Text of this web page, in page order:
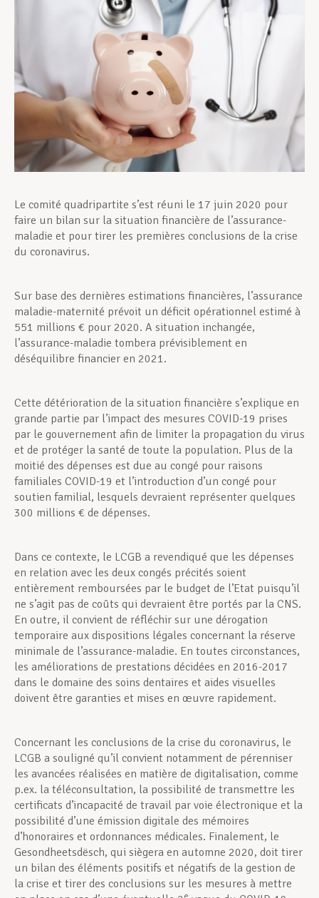
Devenir Membre
Actualités
Le comité quadripartite s’est réuni le 17 juin 2020 pour
faire un bilan sur la situation financière de l’assurance-
maladie et pour tirer les premières conclusions de la crise
du coronavirus.
Sur base des dernières estimations financières, l’assurance
maladie-maternité prévoit un déficit opérationnel estimé à
551 millions € pour 2020. A situation inchangée,
l’assurance-maladie tombera prévisiblement en
déséquilibre financier en 2021.
Cette détérioration de la situation financière s’explique en
grande partie par l’impact des mesures COVID-19 prises
par le gouvernement afin de limiter la propagation du virus
et de protéger la santé de toute la population. Plus de la
moitié des dépenses est due au congé pour raisons
familiales COVID-19 et l’introduction d’un congé pour
soutien familial, lesquels devraient représenter quelques
300 millions € de dépenses.
Dans ce contexte, le LCGB a revendiqué que les dépenses
en relation avec les deux congés précités soient
entièrement remboursées par le budget de l’Etat puisqu’il
ne s’agit pas de coûts qui devraient être portés par la CNS.
En outre, il convient de réfléchir sur une dérogation
temporaire aux dispositions légales concernant la réserve
minimale de l’assurance-maladie. En toutes circonstances,
les améliorations de prestations décidées en 2016-2017
dans le domaine des soins dentaires et aides visuelles
doivent être garanties et mises en œuvre rapidement.
Concernant les conclusions de la crise du coronavirus, le
LCGB a souligné qu’il convient notamment de pérenniser
les avancées réalisées en matière de digitalisation, comme
p.ex. la téléconsultation, la possibilité de transmettre les
certificats d’incapacité de travail par voie électronique et la
possibilité d’une émission digitale des mémoires
d’honoraires et ordonnances médicales. Finalement, le
Gesondheetsdësch, qui siègera en automne 2020, doit tirer
un bilan des éléments positifs et négatifs de la gestion de
la crise et tirer des conclusions sur les mesures à mettre